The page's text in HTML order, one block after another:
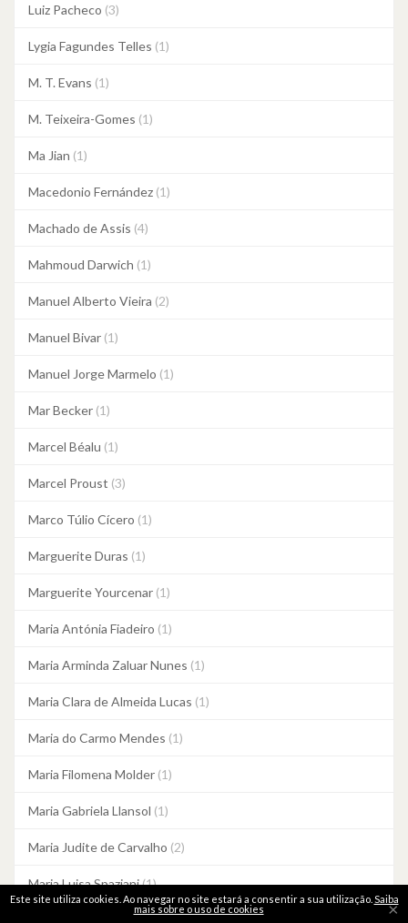
Luiz Pacheco (3)
Lygia Fagundes Telles (1)
M. T. Evans (1)
M. Teixeira-Gomes (1)
Ma Jian (1)
Macedonio Fernández (1)
Machado de Assis (4)
Mahmoud Darwich (1)
Manuel Alberto Vieira (2)
Manuel Bivar (1)
Manuel Jorge Marmelo (1)
Mar Becker (1)
Marcel Béalu (1)
Marcel Proust (3)
Marco Túlio Cícero (1)
Marguerite Duras (1)
Marguerite Yourcenar (1)
Maria Antónia Fiadeiro (1)
Maria Arminda Zaluar Nunes (1)
Maria Clara de Almeida Lucas (1)
Maria do Carmo Mendes (1)
Maria Filomena Molder (1)
Maria Gabriela Llansol (1)
Maria Judite de Carvalho (2)
Maria Luisa Spaziani(1)
Este site utiliza cookies. Ao navegar no site estará a consentir a sua utilização. Saiba
mais sobre o uso de cookies
×